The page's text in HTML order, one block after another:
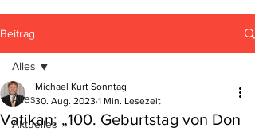
Beitrag
Alles
Aktuelles
Alles
Vatikan: „100. Geburtstag von Don
Michael Kurt Sonntag
30. Aug. 2023 1 Min. Lesezeit